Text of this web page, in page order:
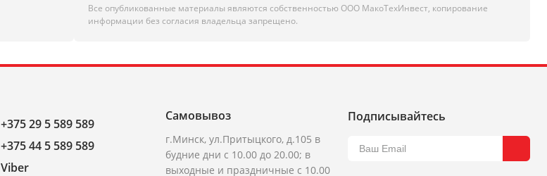
Все опубликованные материалы являются собственностью ООО МакоТехИнвест, копирование
информации без согласия владельца запрещено.
+375 29 5 589 589
+375 44 5 589 589
Viber
Самовывоз
г.Минск, ул.Притыцкого, д.105 в
будние дни с 10.00 до 20.00; в
выходные и праздничные с 10.00
Подписывайтесь